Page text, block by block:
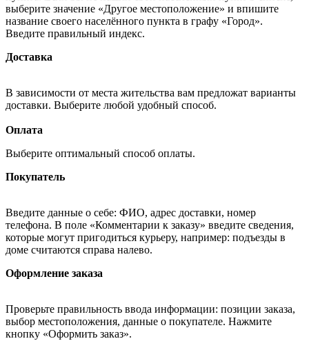
выберите значение «Другое местоположение» и впишите
название своего населённого пункта в графу «Город».
Введите правильный индекс.
Доставка
В зависимости от места жительства вам предложат варианты
доставки. Выберите любой удобный способ.
Оплата
Выберите оптимальный способ оплаты.
Покупатель
Введите данные о себе: ФИО, адрес доставки, номер
телефона. В поле «Комментарии к заказу» введите сведения,
которые могут пригодиться курьеру, например: подъезды в
доме считаются справа налево.
Оформление заказа
Проверьте правильность ввода информации: позиции заказа,
выбор местоположения, данные о покупателе. Нажмите
кнопку «Оформить заказ».